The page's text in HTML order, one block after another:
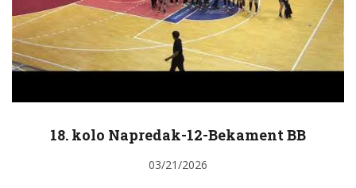
18. kolo Napredak-12-Bekament BB
03/21/2026